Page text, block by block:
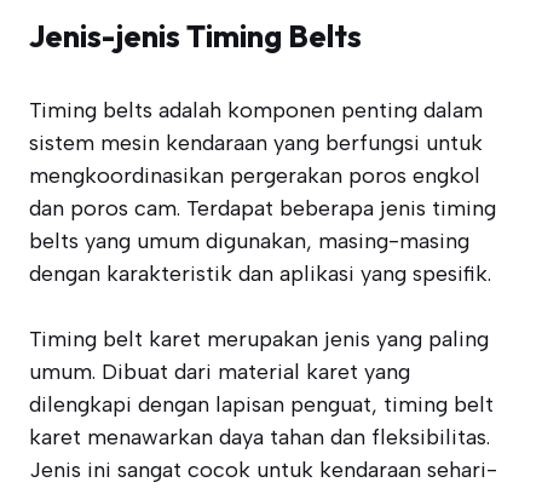
Jenis-jenis Timing Belts
Timing belts adalah komponen penting dalam
sistem mesin kendaraan yang berfungsi untuk
mengkoordinasikan pergerakan poros engkol
dan poros cam. Terdapat beberapa jenis timing
belts yang umum digunakan, masing-masing
dengan karakteristik dan aplikasi yang spesifik.
Timing belt karet merupakan jenis yang paling
umum. Dibuat dari material karet yang
dilengkapi dengan lapisan penguat, timing belt
karet menawarkan daya tahan dan fleksibilitas.
Jenis ini sangat cocok untuk kendaraan sehari-